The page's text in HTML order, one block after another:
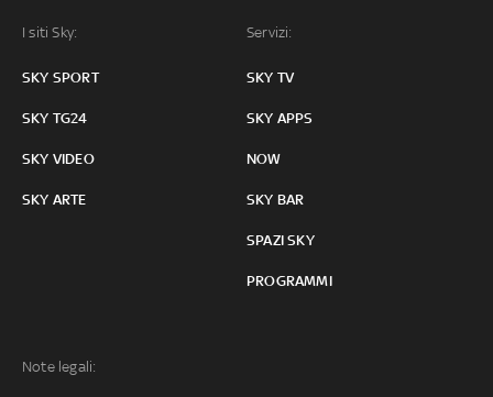
I siti Sky:
SKY SPORT
SKY TG24
SKY VIDEO
SKY ARTE
Servizi:
SKY TV
SKY APPS
NOW
SKY BAR
SPAZI SKY
PROGRAMMI
Note legali: